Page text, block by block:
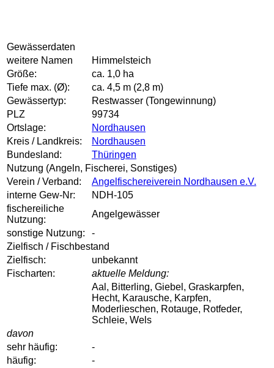
Gewässerdaten
weitere Namen
Himmelsteich
Größe:
ca. 1,0 ha
Tiefe max. (Ø):
ca. 4,5 m (2,8 m)
Gewässertyp:
Restwasser (Tongewinnung)
PLZ
99734
Ortslage:
Nordhausen
Kreis / Landkreis:
Nordhausen
Bundesland:
Thüringen
Nutzung (Angeln, Fischerei, Sonstiges)
Verein / Verband:
Angelfischereiverein Nordhausen e.V.
interne Gew-Nr:
NDH-105
fischereiliche
Nutzung:
Angelgewässer
sonstige Nutzung:
-
Zielfisch / Fischbestand
Zielfisch:
unbekannt
Fischarten:
aktuelle Meldung:
Aal, Bitterling, Giebel, Graskarpfen,
Hecht, Karausche, Karpfen,
Moderlieschen, Rotauge, Rotfeder,
Schleie, Wels
davon
sehr häufig:
-
häufig:
-